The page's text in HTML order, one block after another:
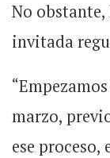
No
invitada
marzo,
ese proceso,